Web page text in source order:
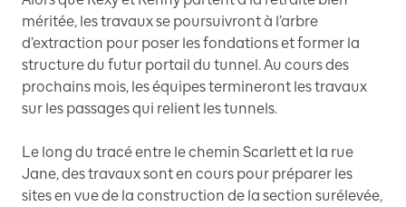
méritée, les travaux se poursuivront à l’arbre
d’extraction pour poser les fondations et former la
structure du futur portail du tunnel. Au cours des
prochains mois, les équipes termineront les travaux
sur les passages qui relient les tunnels.
Le long du tracé entre le chemin Scarlett et la rue
Jane, des travaux sont en cours pour préparer les
sites en vue de la construction de la section surélevée,